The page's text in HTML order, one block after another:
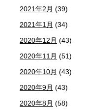
2021年2月 (39)
2021年1月 (34)
2020年12月 (43)
2020年11月 (51)
2020年10月 (43)
2020年9月 (43)
2020年8月 (58)